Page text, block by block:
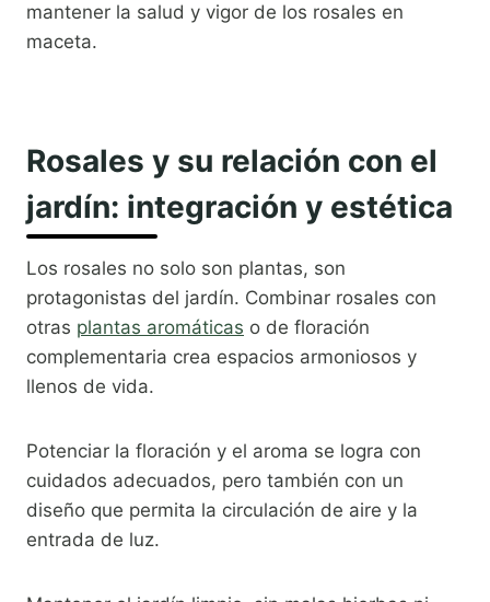
mantener la salud y vigor de los rosales en
maceta.
Rosales y su relación con el
jardín: integración y estética
Los rosales no solo son plantas, son
protagonistas del jardín. Combinar rosales con
otras plantas aromáticas o de floración
complementaria crea espacios armoniosos y
llenos de vida.
Potenciar la floración y el aroma se logra con
cuidados adecuados, pero también con un
diseño que permita la circulación de aire y la
entrada de luz.